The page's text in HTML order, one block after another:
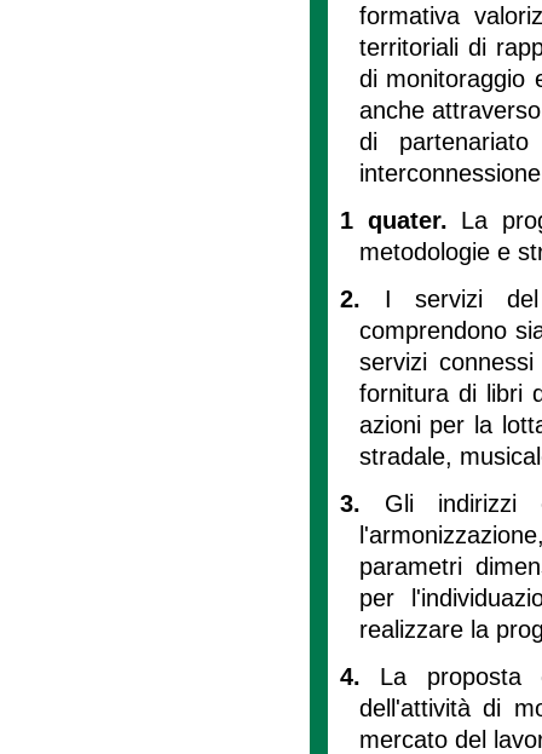
formativa
territoriali di
di monitoraggio
anche
di
1 quater. La
metodologie e
2. I servizi del
comprendono
servizi
fornitura di libri
azioni per la
stradale,
3. Gli indirizzi
parametri
per
realizzare la
4. La proposta
dell'attività di
mercato del